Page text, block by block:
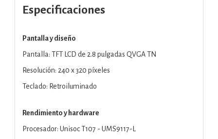
Especificaciones
Pantalla y diseño
Pantalla: TFT LCD de 2.8 pulgadas QVGA TN
Resolución: 240 x 320 píxeles
Teclado: Retroiluminado
Rendimiento y hardware
Procesador: Unisoc T107 - UMS9117-L